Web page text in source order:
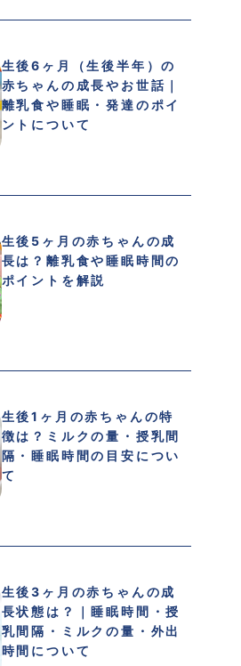
生後6ヶ月（生後半年）の
赤ちゃんの成長やお世話｜
離乳食や睡眠・発達のポイ
ントについて
生後5ヶ月の赤ちゃんの成
長は？離乳食や睡眠時間の
ポイントを解説
生後1ヶ月の赤ちゃんの特
徴は？ミルクの量・授乳間
隔・睡眠時間の目安につい
て
生後3ヶ月の赤ちゃんの成
長状態は？｜睡眠時間・授
乳間隔・ミルクの量・外出
時間について